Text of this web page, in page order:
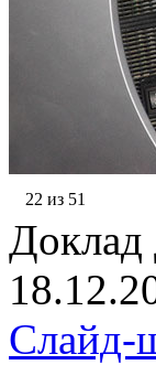
22 из 51
Слайд-